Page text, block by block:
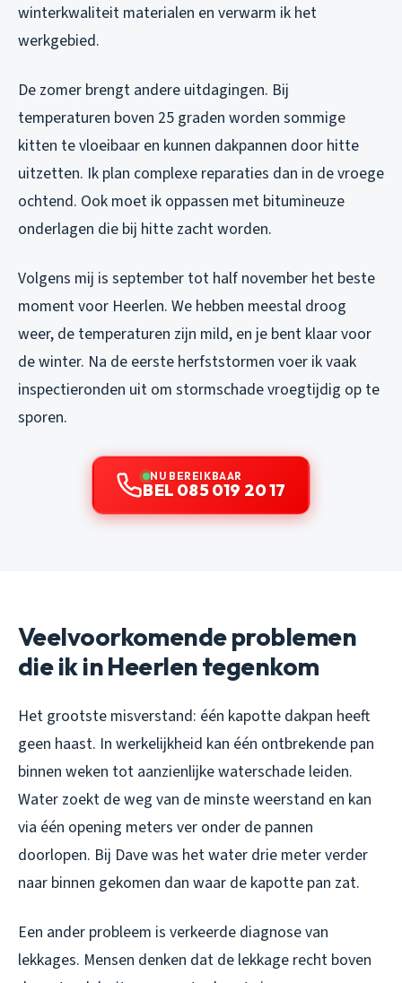
winterkwaliteit materialen en verwarm ik het
werkgebied.
De zomer brengt andere uitdagingen. Bij
temperaturen boven 25 graden worden sommige
kitten te vloeibaar en kunnen dakpannen door hitte
uitzetten. Ik plan complexe reparaties dan in de vroege
ochtend. Ook moet ik oppassen met bitumineuze
onderlagen die bij hitte zacht worden.
Volgens mij is september tot half november het beste
moment voor Heerlen. We hebben meestal droog
weer, de temperaturen zijn mild, en je bent klaar voor
de winter. Na de eerste herfststormen voer ik vaak
inspectieronden uit om stormschade vroegtijdig op te
sporen.
NU BEREIKBAAR
BEL 085 019 20 17
Veelvoorkomende problemen
die ik in Heerlen tegenkom
Het grootste misverstand: één kapotte dakpan heeft
geen haast. In werkelijkheid kan één ontbrekende pan
binnen weken tot aanzienlijke waterschade leiden.
Water zoekt de weg van de minste weerstand en kan
via één opening meters ver onder de pannen
doorlopen. Bij Dave was het water drie meter verder
naar binnen gekomen dan waar de kapotte pan zat.
Een ander probleem is verkeerde diagnose van
lekkages. Mensen denken dat de lekkage recht boven